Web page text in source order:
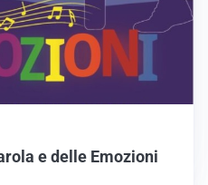
e delle Emozioni